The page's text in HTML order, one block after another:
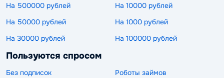
На 500000 рублей
На 10000 рублей
На 50000 рублей
На 1000 рублей
На 30000 рублей
На 100000 рублей
Пользуются спросом
Без подписок
Роботы займов